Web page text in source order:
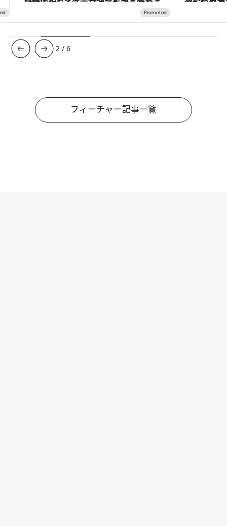
3 /6
フィーチャー記事一覧